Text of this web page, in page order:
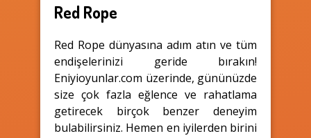
Red Rope
Red Rope dünyasına adım atın ve tüm
endişelerinizi geride bırakın!
Eniyioyunlar.com üzerinde, gününüzde
size çok fazla eğlence ve rahatlama
getirecek birçok benzer deneyim
bulabilirsiniz. Hemen en iyilerden birini